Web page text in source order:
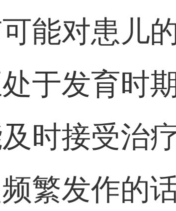
能对患儿
于发育时
时接受治
繁发作的